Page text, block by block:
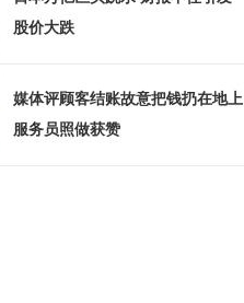
股价大跌
媒体评顾客结账故意把钱扔在地上
服务员照做获赞